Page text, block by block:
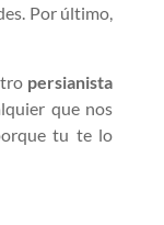
Por último,
persianista
que nos
tu te lo